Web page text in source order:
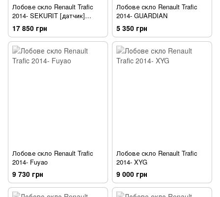
Лобове скло Renault Trafic
2014- SEKURIT [датчик]
[камера]
17 850 грн
Лобове скло Renault Trafic
2014- GUARDIAN
5 350 грн
Лобове скло Renault Trafic
2014- Fuyao
9 730 грн
Лобове скло Renault Trafic
2014- XYG
9 000 грн